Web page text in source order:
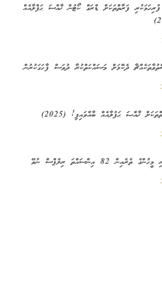
ފަރާތްތަކަށް ޑްރަގް ކޯޓުން ޚާއްސަ ޙަފްލާއެއް
ދެކޮޅަށް މަސައްކަތްކުރާ ދުވަސް ފާހަގަކުރުން
ޚާއްޞަ ޙަފުލާއެއް ބާއްވައިފި! (2025)
82 އިންސައްތަ ރިލެޕްސް ނުވޭ